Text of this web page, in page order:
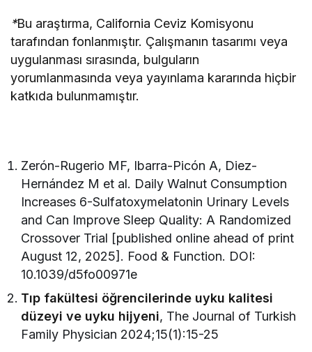
*Bu araştırma, California Ceviz Komisyonu
tarafından fonlanmıştır. Çalışmanın tasarımı veya
uygulanması sırasında, bulguların
yorumlanmasında veya yayınlama kararında hiçbir
katkıda bulunmamıştır.
Zerón-Rugerio MF, Ibarra-Picón A, Diez-
Hernández M et al. Daily Walnut Consumption
Increases 6-Sulfatoxymelatonin Urinary Levels
and Can Improve Sleep Quality: A Randomized
Crossover Trial [published online ahead of print
August 12, 2025]. Food & Function. DOI:
10.1039/d5fo00971e
Tıp fakültesi öğrencilerinde uyku kalitesi
düzeyi ve uyku hijyeni, The Journal of Turkish
Family Physician 2024;15(1):15-25